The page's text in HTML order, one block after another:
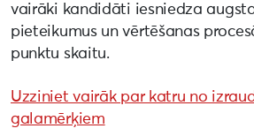
vairāki kandidāti iesniedza
pieteikumus un vērtēšanas
punktu skaitu.
Uzziniet vairāk par katru no
galamērķiem